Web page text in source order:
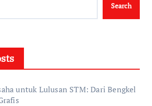
Search
untuk Lulusan STM: Dari Bengkel